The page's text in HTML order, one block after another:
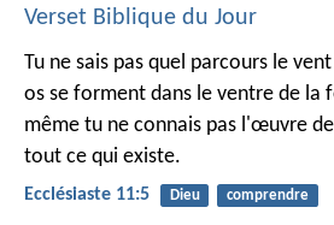
Verset Biblique du Jour
Tu ne sais pas quel parcours le
os se forment dans le ventre de la
même tu ne connais pas l'œuvre
tout ce qui existe.
Ecclésiaste 11:5 Dieu comprendre